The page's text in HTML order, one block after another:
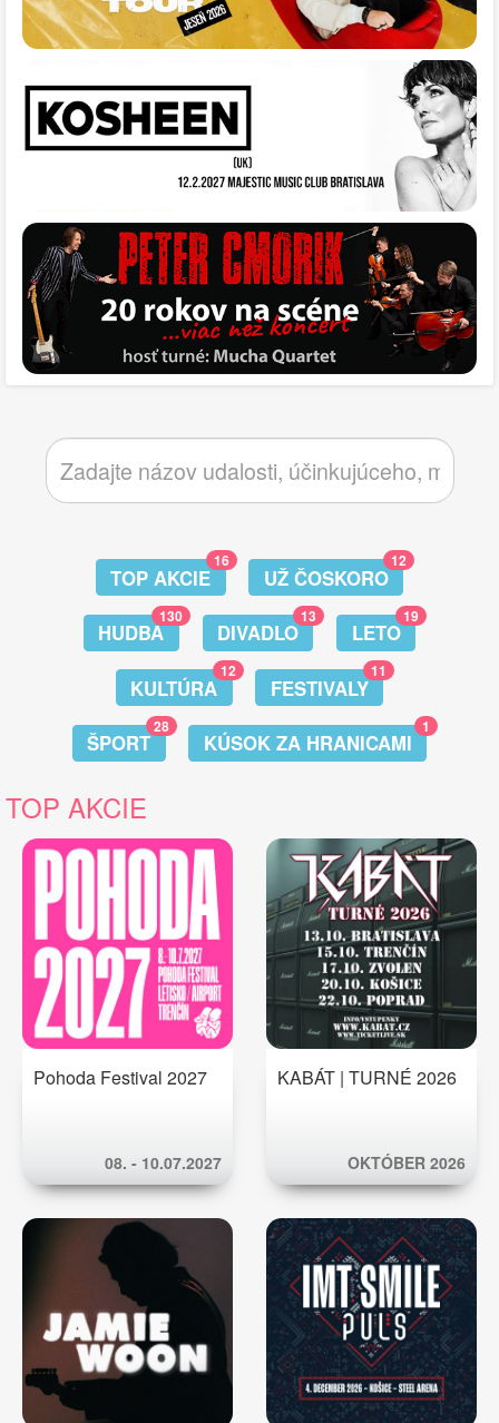
TOP AKCIE
16
UŽ ČOSKORO
12
HUDBA
130
DIVADLO
13
LETO
19
KULTÚRA
12
FESTIVALY
11
ŠPORT
28
KÚSOK ZA HRANICAMI
1
TOP AKCIE
Pohoda Festival 2027
08. - 10.07.2027
KABÁT | TURNÉ 2026
OKTÓBER 2026